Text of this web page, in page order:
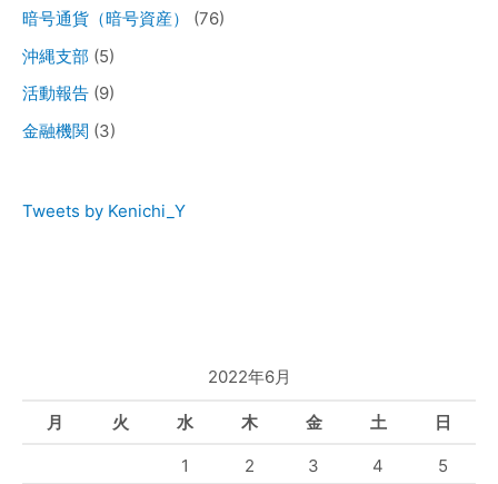
暗号通貨（暗号資産）
(76)
沖縄支部 (5)
活動報告 (9)
金融機関 (3)
Tweets by Kenichi_Y
2022年6月
月 火 水 木 金 土 日
1 2 3 4
5